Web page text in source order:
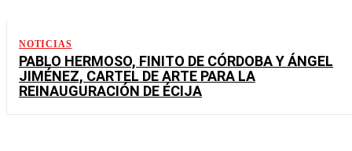
NOTICIAS
PABLO HERMOSO, FINITO DE CÓRDOBA Y ÁNGEL
JIMÉNEZ, CARTEL DE ARTE PARA LA
REINAUGURACIÓN DE ÉCIJA